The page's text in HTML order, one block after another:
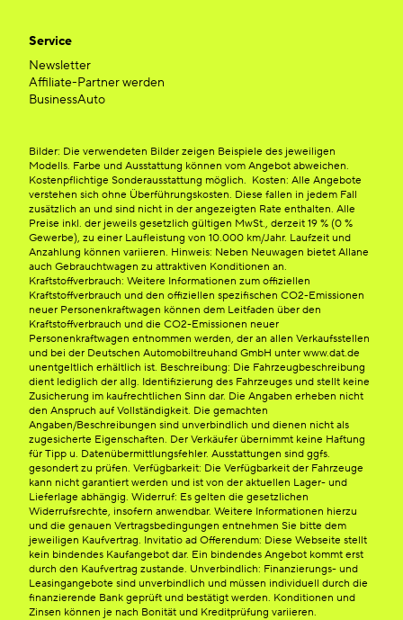
Service
Newsletter
Affiliate-Partner werden
BusinessAuto
Bilder: Die verwendeten Bilder zeigen Beispiele des jeweiligen
Modells. Farbe und Ausstattung können vom Angebot abweichen.
Kostenpflichtige Sonderausstattung möglich. Kosten: Alle Angebote
verstehen sich ohne Überführungskosten. Diese fallen in jedem Fall
zusätzlich an und sind nicht in der angezeigten Rate enthalten. Alle
Preise inkl. der jeweils gesetzlich gültigen MwSt., derzeit 19 % (0 %
Gewerbe), zu einer Laufleistung von 10.000 km/Jahr. Laufzeit und
Anzahlung können variieren. Hinweis: Neben Neuwagen bietet Allane
auch Gebrauchtwagen zu attraktiven Konditionen an.
Kraftstoffverbrauch: Weitere Informationen zum offiziellen
Kraftstoffverbrauch und den offiziellen spezifischen CO2-Emissionen
neuer Personenkraftwagen können dem Leitfaden über den
Kraftstoffverbrauch und die CO2-Emissionen neuer
Personenkraftwagen entnommen werden, der an allen Verkaufsstellen
und bei der Deutschen Automobiltreuhand GmbH unter www.dat.de
unentgeltlich erhältlich ist. Beschreibung: Die Fahrzeugbeschreibung
dient lediglich der allg. Identifizierung des Fahrzeuges und stellt keine
Zusicherung im kaufrechtlichen Sinn dar. Die Angaben erheben nicht
den Anspruch auf Vollständigkeit. Die gemachten
Angaben/Beschreibungen sind unverbindlich und dienen nicht als
zugesicherte Eigenschaften. Der Verkäufer übernimmt keine Haftung
für Tipp u. Datenübermittlungsfehler. Ausstattungen sind ggfs.
gesondert zu prüfen. Verfügbarkeit: Die Verfügbarkeit der Fahrzeuge
kann nicht garantiert werden und ist von der aktuellen Lager- und
Lieferlage abhängig. Widerruf: Es gelten die gesetzlichen
Widerrufsrechte, insofern anwendbar. Weitere Informationen hierzu
und die genauen Vertragsbedingungen entnehmen Sie bitte dem
jeweiligen Kaufvertrag. Invitatio ad Offerendum: Diese Webseite stellt
kein bindendes Kaufangebot dar. Ein bindendes Angebot kommt erst
durch den Kaufvertrag zustande. Unverbindlich: Finanzierungs- und
Leasingangebote sind unverbindlich und müssen individuell durch die
finanzierende Bank geprüft und bestätigt werden. Konditionen und
Zinsen können je nach Bonität und Kreditprüfung variieren.